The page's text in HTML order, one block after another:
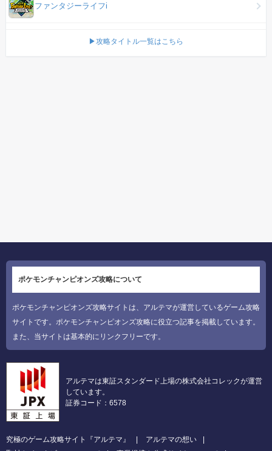
ファンタジーライフi
▶攻略タイトル一覧はこちら
ポケモンチャンピオンズ攻略について
ポケモンチャンピオンズ攻略サイトは、アルテマが運営しているゲーム攻略
サイトです。ポケモンチャンピオンズ攻略に役立つ記事を掲載しています。
また、当サイトは基本的にリンクフリーです。
アルテマは東証スタンダード上場の株式会社コレックが運営
しています。
証券コード：6578
究極のゲーム攻略サイト『アルテマ』
アルテマの想い